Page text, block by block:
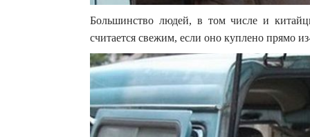
Большинство людей, в том числе и
считается свежим, если оно куплено прямо